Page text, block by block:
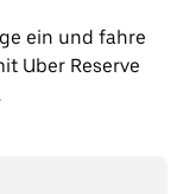
ein und fahre
Uber Reserve